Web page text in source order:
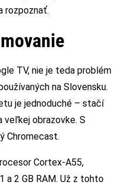
rozpoznať.
TV, nie je teda problém
na Slovensku.
je jednoduché – stačí
veľkej obrazovke. S
Chromecast.
Cortex-A55,
a 2 GB RAM. Už z tohto